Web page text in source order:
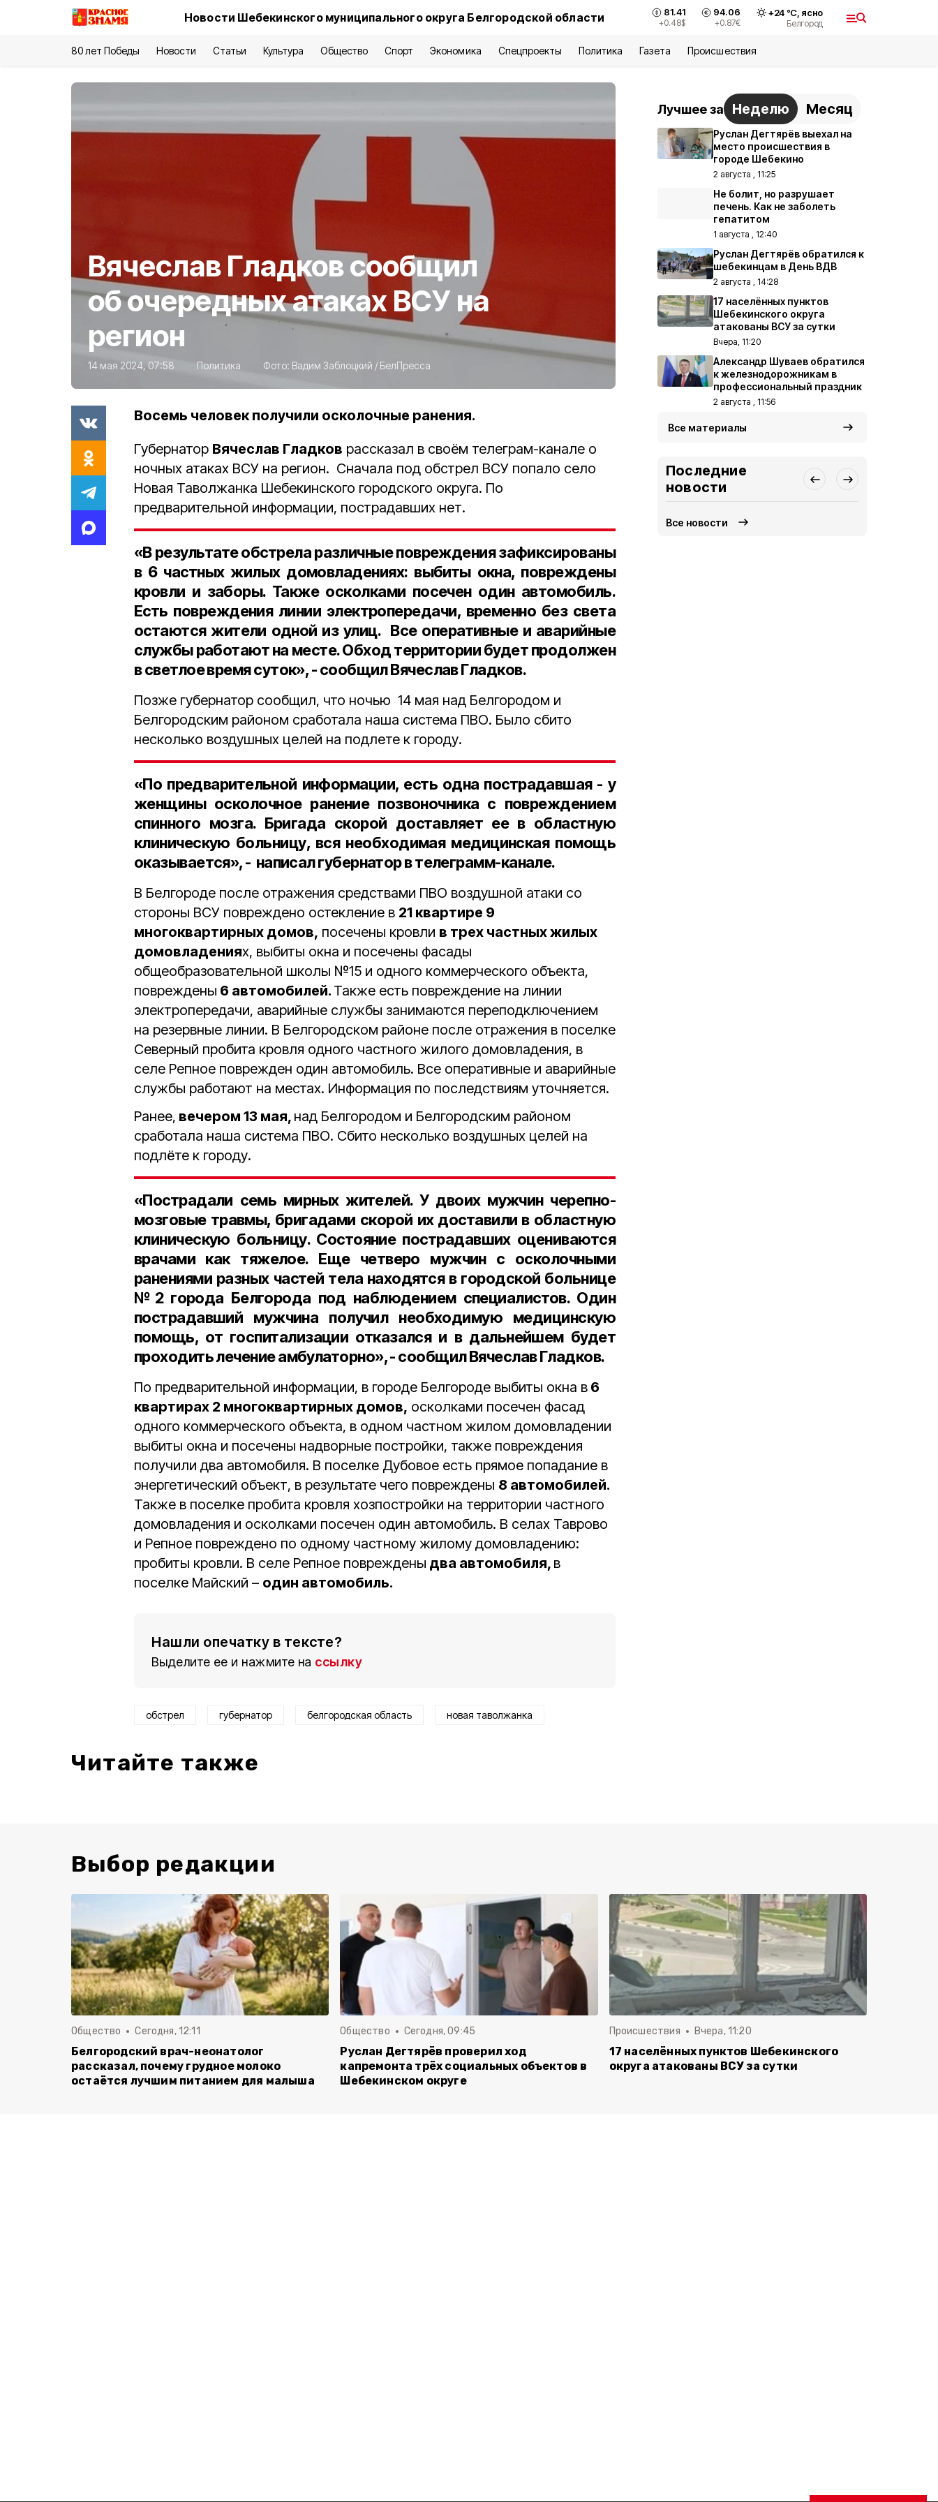
Новости Шебекинского муниципального округа Белгородской области 81.41
+0.48$
94.06
+0.87€
+24°С, ясно
Белгород
80 лет Победы Новости Статьи Культура Общество Спорт Экономика Спецпроекты Политика Газета Происшествия
Вячеслав Гладков сообщил
об очередных атаках ВСУ на
регион
14 мая 2024, 07:58 Политика Фото: Вадим Заблоцкий / БелПресса
Восемь человек получили осколочные ранения.
Губернатор Вячеслав Гладков рассказал в своём телеграм-канале о
ночных атаках ВСУ на регион. Сначала под обстрел ВСУ попало село
Новая Таволжанка Шебекинского городского округа. По
предварительной информации, пострадавших нет.
«В результате обстрела различные повреждения зафиксированы
в 6 частных жилых домовладениях: выбиты окна, повреждены
кровли и заборы. Также осколками посечен один автомобиль.
Есть повреждения линии электропередачи, временно без света
остаются жители одной из улиц. Все оперативные и аварийные
службы работают на месте. Обход территории будет продолжен
в светлое время суток», - сообщил Вячеслав Гладков.
Позже губернатор сообщил, что ночью 14 мая над Белгородом и
Белгородским районом сработала наша система ПВО. Было сбито
несколько воздушных целей на подлете к городу.
«По предварительной информации, есть одна пострадавшая - у
женщины осколочное ранение позвоночника с повреждением
спинного мозга. Бригада скорой доставляет ее в областную
клиническую больницу, вся необходимая медицинская помощь
оказывается», - написал губернатор в телеграмм-канале.
В Белгороде после отражения средствами ПВО воздушной атаки со
стороны ВСУ повреждено остекление в 21 квартире 9
многоквартирных домов, посечены кровли в трех частных жилых
домовладениях, выбиты окна и посечены фасады
общеобразовательной школы №15 и одного коммерческого объекта,
повреждены 6 автомобилей. Также есть повреждение на линии
электропередачи, аварийные службы занимаются переподключением
на резервные линии. В Белгородском районе после отражения в поселке
Северный пробита кровля одного частного жилого домовладения, в
селе Репное поврежден один автомобиль. Все оперативные и аварийные
службы работают на местах. Информация по последствиям уточняется.
Ранее, вечером 13 мая, над Белгородом и Белгородским районом
сработала наша система ПВО. Сбито несколько воздушных целей на
подлёте к городу.
«Пострадали семь мирных жителей. У двоих мужчин черепно-
мозговые травмы, бригадами скорой их доставили в областную
клиническую больницу. Состояние пострадавших оцениваются
врачами как тяжелое. Еще четверо мужчин с осколочными
ранениями разных частей тела находятся в городской больнице
№2 города Белгорода под наблюдением специалистов. Один
пострадавший мужчина получил необходимую медицинскую
помощь, от госпитализации отказался и в дальнейшем будет
проходить лечение амбулаторно», - сообщил Вячеслав Гладков.
По предварительной информации, в городе Белгороде выбиты окна в 6
квартирах 2 многоквартирных домов, осколками посечен фасад
одного коммерческого объекта, в одном частном жилом домовладении
выбиты окна и посечены надворные постройки, также повреждения
получили два автомобиля. В поселке Дубовое есть прямое попадание в
энергетический объект, в результате чего повреждены 8 автомобилей.
Также в поселке пробита кровля хозпостройки на территории частного
домовладения и осколками посечен один автомобиль. В селах Таврово
и Репное повреждено по одному частному жилому домовладению:
пробиты кровли. В селе Репное повреждены два автомобиля, в
поселке Майский – один автомобиль.
Нашли опечатку в тексте?
Выделите ее и нажмите на ссылку
обстрел губернатор белгородская область новая таволжанка
Читайте также
Лучшее за Неделю Месяц
Руслан Дегтярёв выехал на
место происшествия в
городе Шебекино
2 августа , 11:25
Не болит, но разрушает
печень. Как не заболеть
гепатитом
1 августа , 12:40
Руслан Дегтярёв обратился к
шебекинцам в День ВДВ
2 августа , 14:28
17 населённых пунктов
Шебекинского округа
атакованы ВСУ за сутки
Вчера, 11:20
Александр Шуваев обратился
к железнодорожникам в
профессиональный праздник
2 августа , 11:56
Все материалы
Последние
новости
Все новости
Выбор редакции
Общество Сегодня, 12:11
Белгородский врач-неонатолог
рассказал, почему грудное молоко
остаётся лучшим питанием для малыша
Общество Сегодня, 09:45
Руслан Дегтярёв проверил ход
капремонта трёх социальных объектов в
Шебекинском округе
Происшествия Вчера, 11:20
17 населённых пунктов Шебекинского
округа атакованы ВСУ за сутки